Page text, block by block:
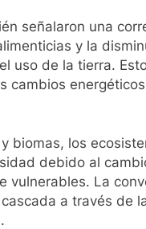
señalaron una
y la
uso de la tierra.
cambios
biomas, los
debido al
vulnerables. La
a través de